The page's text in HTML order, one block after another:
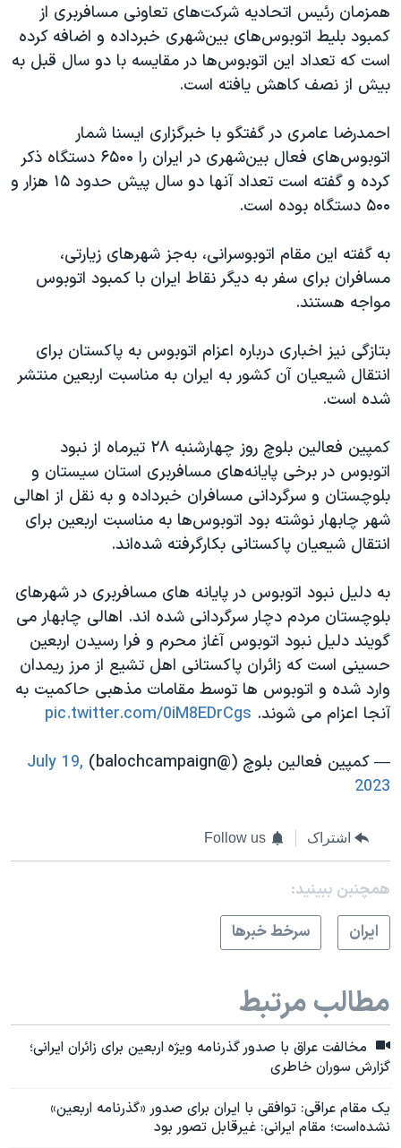
همزمان رئیس اتحادیه شرکت‌های تعاونی مسافربری از
کمبود بلیط اتوبوس‌های بین‌شهری خبرداده و اضافه کرده
است که تعداد این اتوبوس‌ها در مقایسه با دو سال قبل به
بیش از نصف کاهش یافته است.
احمدرضا عامری در گفتگو با خبرگزاری ایسنا شمار
اتوبوس‌های فعال بین‌شهری در ایران را ۶۵۰۰ دستگاه ذکر
کرده و گفته است تعداد آنها دو سال پیش حدود ۱۵ هزار و
۵۰۰ دستگاه بوده است.
به گفته این مقام اتوبوسرانی، به‌جز شهرهای زیارتی،
مسافران برای سفر به دیگر نقاط ایران با کمبود اتوبوس
مواجه هستند.
بتازگی نیز اخباری درباره اعزام اتوبوس به پاکستان برای
انتقال شیعیان آن کشور به ایران به مناسبت اربعین منتشر
شده است.
کمپین فعالین بلوچ روز چهارشنبه ۲۸ تیرماه از نبود
اتوبوس در برخی پایانه‌های مسافربری استان سیستان و
بلوچستان و سرگردانی مسافران خبرداده و به نقل از اهالی
شهر چابهار نوشته بود اتوبوس‌ها به مناسبت اربعین برای
انتقال شیعیان پاکستانی بکارگرفته شده‌اند.
به دلیل نبود اتوبوس در پایانه های مسافربری در شهرهای
بلوچستان مردم دچار سرگردانی شده اند. اهالی چابهار می
گویند دلیل نبود اتوبوس آغاز محرم و فرا رسیدن اربعین
حسینی است که زائران پاکستانی اهل تشیع از مرز ریمدان
وارد شده و اتوبوس ها توسط مقامات مذهبی حاکمیت به
آنجا اعزام می شوند. pic.twitter.com/0iM8EDrCgs
— کمپین فعالین بلوچ (@balochcampaign)
July 19,
2023
اشتراک Follow us
همچنبن ببینید:
ايران
سرخط خبرها
مطالب مرتبط
مخالفت عراق با صدور گذرنامه ویژه اربعین برای زائران ایرانی؛
گزارش سوران خاطری
یک مقام عراقی: توافقی با ایران برای صدور «گذرنامه اربعین»
نشده است؛ مقام ایرانی: غیرقابل تصور بود